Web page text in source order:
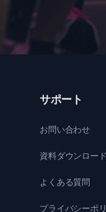
サポート
お問い合わせ
資料ダウンロード
よくある質問
プライバシーポ